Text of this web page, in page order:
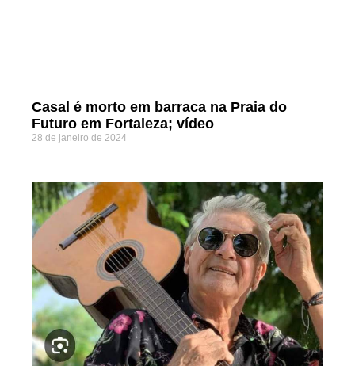
Casal é morto em barraca na Praia do
Futuro em Fortaleza; vídeo
28 de janeiro de 2024